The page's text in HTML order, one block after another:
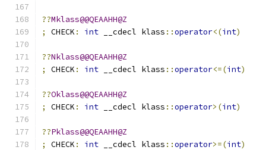
??Mklass@@QEAAHH@Z
;
CHECK : int __cdecl klass ::operator<(int)
??Nklass@@QEAAHH@Z
;
CHECK : int __cdecl klass ::operator<=(int)
??Oklass@@QEAAHH@Z
;
CHECK : int __cdecl klass ::operator>(int)
??Pklass@@QEAAHH@Z
;
CHECK : int __cdecl klass ::operator>=(int)